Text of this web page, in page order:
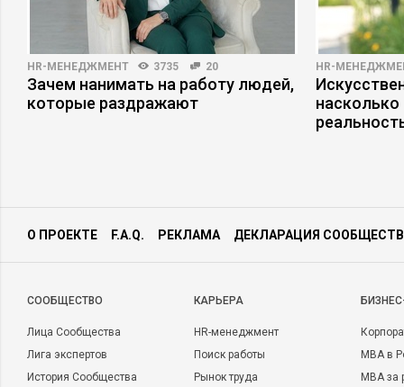
HR-МЕНЕДЖМЕНТ 3735 20
Зачем нанимать на работу людей,
которые раздражают
HR-
О ПРОЕКТЕ F.A.Q. РЕКЛАМА ДЕКЛАРАЦИЯ
CООБЩЕСТВО
Лица Сообщества
Лига экспертов
История Сообщества
КАРЬЕРА
HR-менеджмент
Поиск работы
Рынок труда
MBA в
MBA